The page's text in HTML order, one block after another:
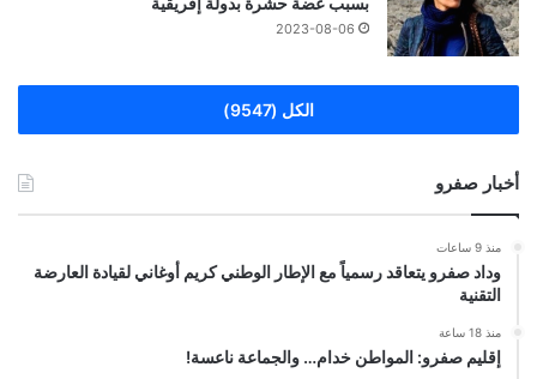
2023-08-06
الكل (9547)
أخبار صفرو
منذ 9 ساعات
وداد صفرو يتعاقد رسمياً مع الإطار الوطني كريم أوغاني لقيادة العارضة
التقنية
منذ 18 ساعة
إقليم صفرو: المواطن خدام… والجماعة ناعسة!